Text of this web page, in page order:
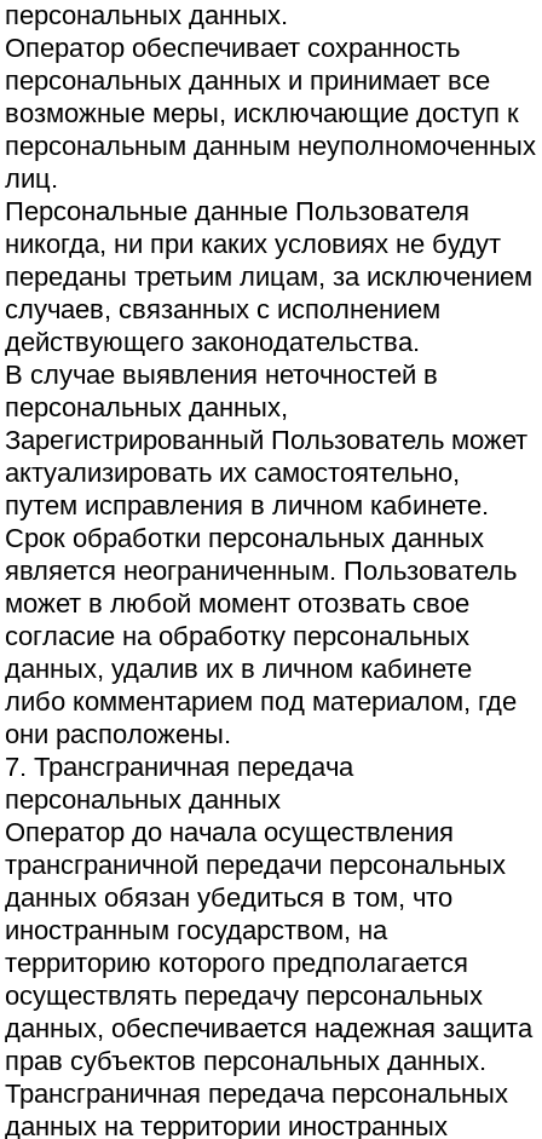
персональных данных.
Оператор обеспечивает сохранность
персональных данных и принимает все
возможные меры, исключающие доступ к
персональным данным неуполномоченных
лиц.
Персональные данные Пользователя
никогда, ни при каких условиях не будут
переданы третьим лицам, за исключением
случаев, связанных с исполнением
действующего законодательства.
В случае выявления неточностей в
персональных данных,
Зарегистрированный Пользователь может
актуализировать их самостоятельно,
путем исправления в личном кабинете.
Срок обработки персональных данных
является неограниченным. Пользователь
может в любой момент отозвать свое
согласие на обработку персональных
данных, удалив их в личном кабинете
либо комментарием под материалом, где
они расположены.
7. Трансграничная передача
персональных данных
Оператор до начала осуществления
трансграничной передачи персональных
данных обязан убедиться в том, что
иностранным государством, на
территорию которого предполагается
осуществлять передачу персональных
данных, обеспечивается надежная защита
прав субъектов персональных данных.
Трансграничная передача персональных
данных на территории иностранных